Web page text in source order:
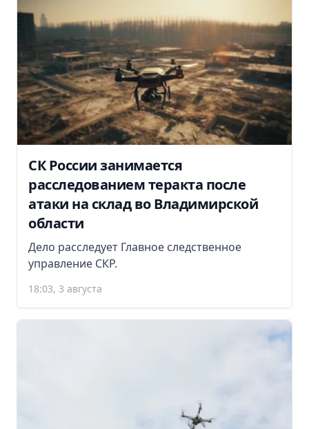
СК России занимается
расследованием теракта после
атаки на склад во Владимирской
области
Дело расследует Главное следственное
управление СКР.
18:03, 3 августа